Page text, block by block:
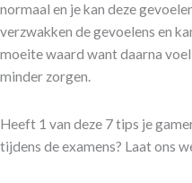
normaal en je kan deze
verzwakken de gevoelens en
moeite waard want daarna
minder zorgen.
Heeft 1 van deze 7 tips je
tijdens de examens? Laat ons